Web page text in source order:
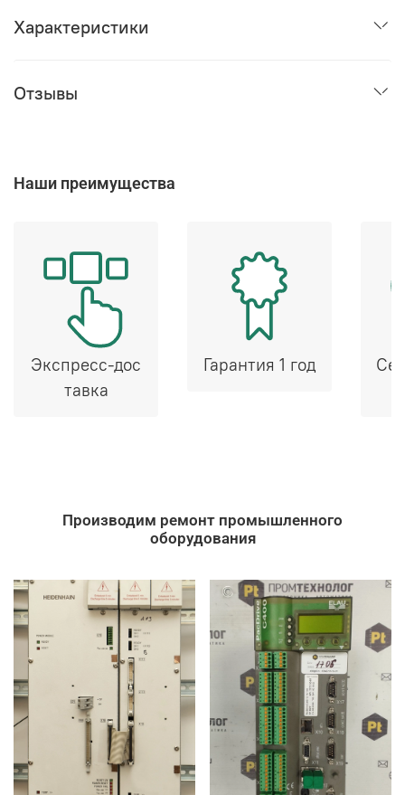
Характеристики
Отзывы
Наши преимущества
Экспресс-дос
тавка
Гарантия 1 год
Производим ремонт промышленного
оборудования